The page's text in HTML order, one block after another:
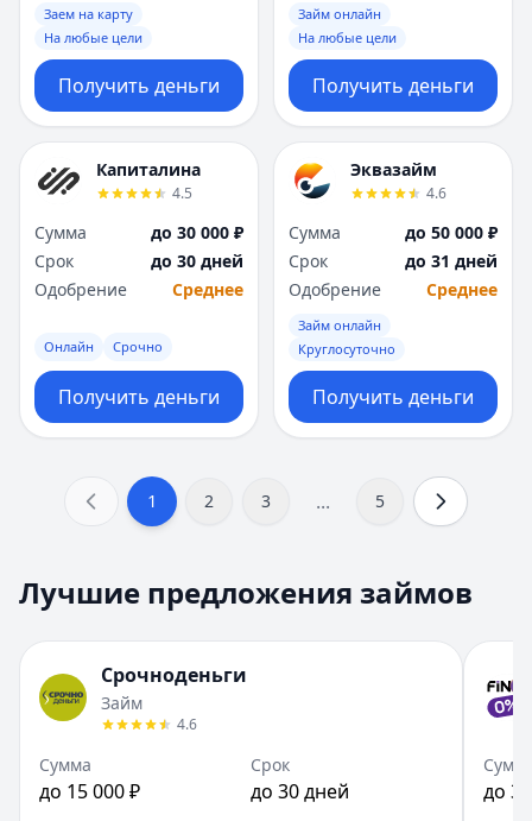
Заем на карту
На любые цели
Получить деньги
Займ онлайн
На любые цели
Получить деньги
Капиталина
4.5
Сумма
до 30 000 ₽
Срок
до 30 дней
Одобрение
Среднее
Онлайн Срочно
Получить деньги
Эквазайм
4.6
Сумма
до 50 000 ₽
Срок
до 31 дней
Одобрение
Среднее
Займ онлайн
Круглосуточно
Получить деньги
1 2 3 ... 5
Лучшие предложения займов
Срочноденьги
Займ
4.6
Сумма
до 15 000 ₽
Срок
до 30 дней до